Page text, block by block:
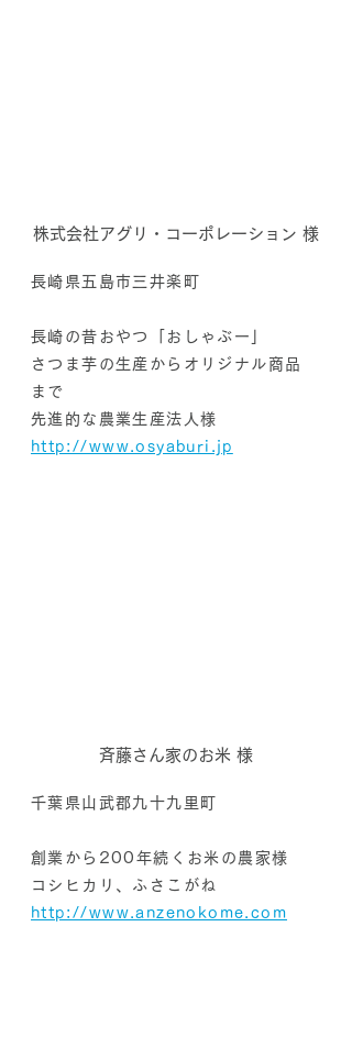
株式会社アグリ・コーポレーション 様
長崎県五島市三井楽町
長崎の昔おやつ「おしゃぶー」
さつま芋の生産からオリジナル商品
まで
先進的な農業生産法人様
​http://www.osyaburi.jp
斉藤さん家のお米 様
千葉県山武郡九十九里町
創業から200年続くお米の農家様
コシヒカリ、ふさこがね
​http://www.anzenokome.com